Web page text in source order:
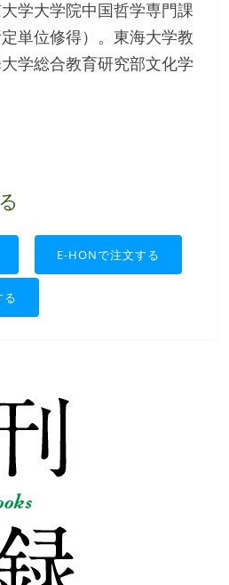
学大学院中国哲学専門課
単位修得）。東海大学教
学総合教育研究部文化学
E-HONで注文する
る